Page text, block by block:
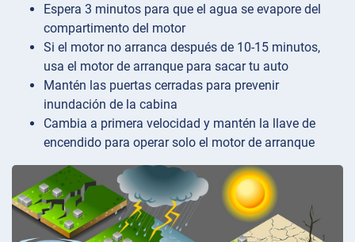
Espera 3 minutos para que el agua se evapore del
compartimento del motor
Si el motor no arranca después de 10-15 minutos,
usa el motor de arranque para sacar tu auto
Mantén las puertas cerradas para prevenir
inundación de la cabina
Cambia a primera velocidad y mantén la llave de
encendido para operar solo el motor de arranque